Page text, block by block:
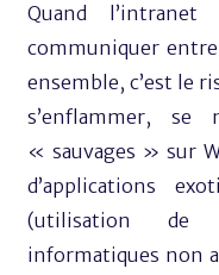
Quand
communiquer
ensemble, c’est le
s’enflammer, se
« sauvages » sur
d’applications
(utilisation de
informatiques non